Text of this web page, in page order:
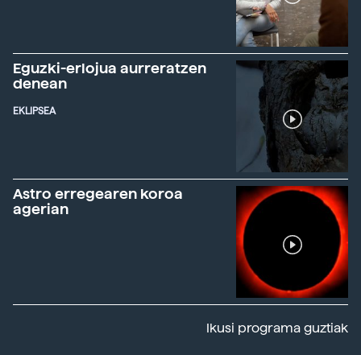
Eguzki-erlojua aurreratzen
denean
EKLIPSEA
Astro erregearen koroa
agerian
Ikusi programa guztiak